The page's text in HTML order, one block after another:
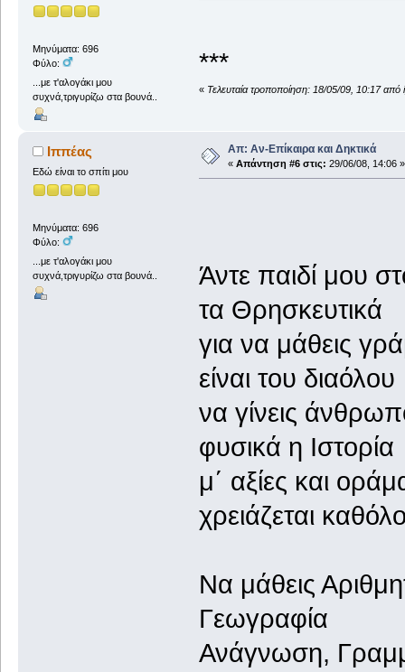
Μηνύματα: 696
Φύλο:
...με τ'αλογάκι μου
συχνά,τριγυρίζω στα βουνά..
***
« Τελευταία τροποποίηση: 18/05/09, 10:17 από
Ιππέας
Εδώ είναι το σπίτι μου
Μηνύματα: 696
Φύλο:
...με τ'αλογάκι μου
συχνά,τριγυρίζω στα βουνά..
Απ: Αν-Επίκαιρα και Δηκτικά
« Απάντηση #6 στις: 29/06/08, 14:06 »
Άντε παιδί
τα Θρησκευτικά
για να
είναι του διαόλου
να γίνεις
φυσικά η Ιστορία
μ΄ αξίες
χρειάζεται
Να
Γεωγραφία